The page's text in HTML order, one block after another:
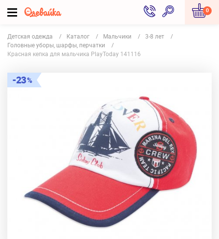
0
Детская одежда Каталог Мальчики
3-8 лет
Головные уборы, шарфы, перчатки
Красная кепка для мальчика PlayToday 141116
23